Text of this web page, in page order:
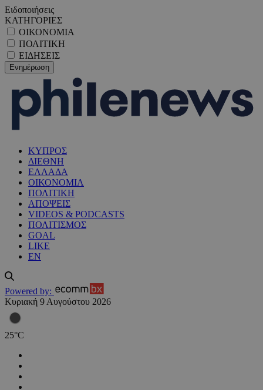
Ειδοποιήσεις
ΚΑΤΗΓΟΡΙΕΣ
ΟΙΚΟΝΟΜΙΑ
ΠΟΛΙΤΙΚΗ
ΕΙΔΗΣΕΙΣ
ΚΥΠΡΟΣ
ΔΙΕΘΝΗ
ΕΛΛΑΔΑ
ΟΙΚΟΝΟΜΙΑ
ΠΟΛΙΤΙΚΗ
ΑΠΟΨΕΙΣ
VIDEOS & PODCASTS
ΠΟΛΙΤΙΣΜΟΣ
GOAL
LIKE
EN
Powered by:
Κυριακή 9 Αυγούστου 2026
25°C